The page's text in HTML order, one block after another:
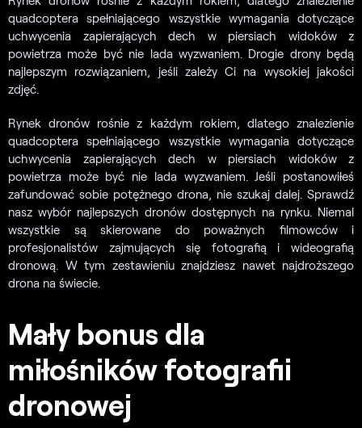
quadcoptera spełniającego wszystkie wymagania dotyczące
uchwycenia zapierających dech w piersiach widoków z
powietrza może być nie lada wyzwaniem. Drogie drony będą
najlepszym rozwiązaniem, jeśli zależy Ci na wysokiej jakości
zdjęć.
Rynek dronów rośnie z każdym rokiem, dlatego znalezienie
quadcoptera spełniającego wszystkie wymagania dotyczące
uchwycenia zapierających dech w piersiach widoków z
powietrza może być nie lada wyzwaniem. Jeśli postanowiłeś
zafundować sobie potężnego drona, nie szukaj dalej. Sprawdź
nasz wybór najlepszych dronów dostępnych na rynku. Niemal
wszystkie są skierowane do poważnych filmowców i
profesjonalistów zajmujących się fotografią i wideografią
dronową. W tym zestawieniu znajdziesz nawet najdroższego
drona na świecie.
Mały bonus dla
miłośników fotografii
dronowej